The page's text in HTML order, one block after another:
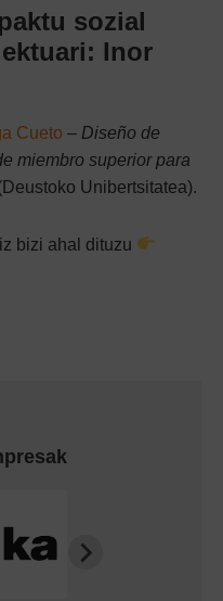
sozial
Inor
Cueto – Diseño de
miembro superior para
Unibertsitatea).
bizi ahal dituzu